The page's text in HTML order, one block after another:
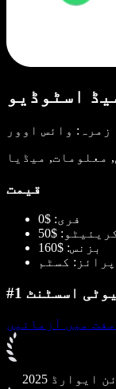
اسٹوڈیو
زمرہ: وائس اوور
معلومات, میڈیا
قیمت
فری: $0
$50
بزنس: $160
کسٹم
اسسٹنٹ
مفت میں آزمائیں
ایوارڈ